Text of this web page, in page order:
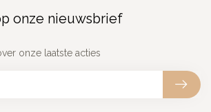
onze nieuwsbrief
onze laatste acties